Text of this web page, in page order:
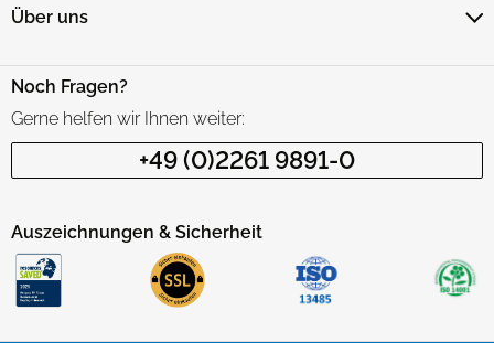
Noch Fragen?
Gerne helfen wir Ihnen weiter:
+49 (0)2261 9891-0
Über uns
Auszeichnungen & Sicherheit